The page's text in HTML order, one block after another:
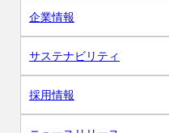
企業情報
サステナビリティ
採用情報